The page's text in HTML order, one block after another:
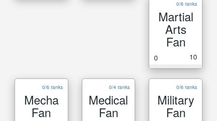
0/6 ranks
Martial
Arts
Fan
0 10
0/6 ranks
Mecha
Fan
0/4 ranks
Medical
Fan
0/6 ranks
Military
Fan